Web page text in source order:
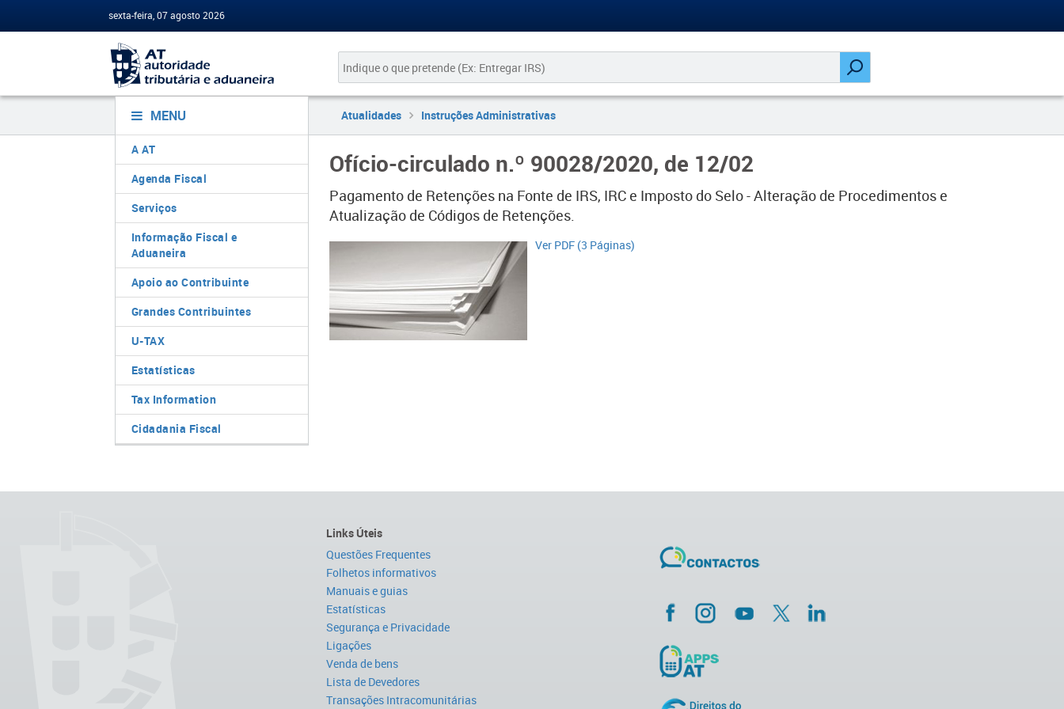
sexta-feira, 07 agosto 2026
MENU
A AT
Agenda Fiscal
Serviços
Informação Fiscal e
Aduaneira
Apoio ao Contribuinte
Grandes Contribuintes
U-TAX
Estatísticas
Tax Information
Cidadania Fiscal
Atualidades Instruções Administrativas
Ofício-circulado n.º 90028/2020, de 12/02
Pagamento de Retenções na Fonte de IRS, IRC e Imposto do Selo - Alteração de Procedimentos e
Atualização de Códigos de Retenções.
Ver PDF (3 Páginas)
Links Úteis
Questões Frequentes
Folhetos informativos
Manuais e guias
Estatísticas
Segurança e Privacidade
Ligações
Venda de bens
Lista de Devedores
Transações Intracomunitárias